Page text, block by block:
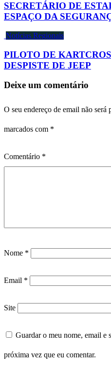
SECRETÁRIO DE
ESPAÇO DA
Notícias Regionais
PILOTO DE
DESPISTE DE JEEP
Deixe um comentário
O seu endereço de email não será
marcados com *
Comentário *
Nome *
Email *
Site
Guardar o meu nome, email e
próxima vez que eu comentar.